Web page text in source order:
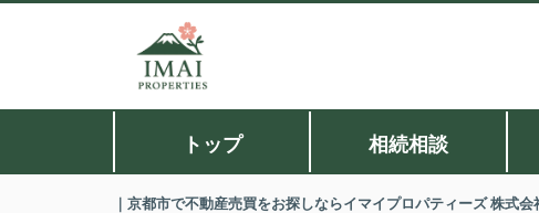
トップ 相続相談
｜京都市で不動産売買をお探しならイマイプロパティーズ 株式会